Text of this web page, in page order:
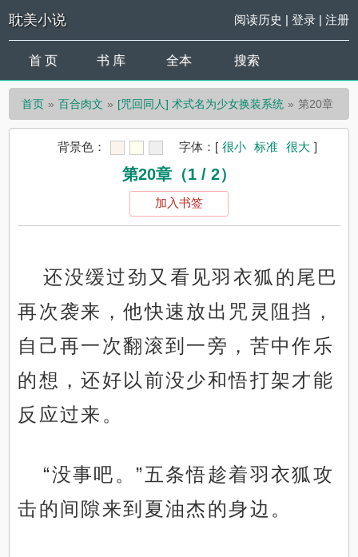
耽美小说 阅读历史 | 登录| 注册
首 页 书 库 全本 搜索
首页 百合肉文 [咒回同人] 术式名为少女换装系统 第20章
背景色： 字体： [ 很小 标准 很大 ]
第20章（1 / 2）
加入书签
还没缓过劲又看见羽衣狐的尾巴
再次袭来，他快速放出咒灵阻挡，
自己再一次翻滚到一旁，苦中作乐
的想，还好以前没少和悟打架才能
反应过来。
“没事吧。”五条悟趁着羽衣狐攻
击的间隙来到夏油杰的身边。